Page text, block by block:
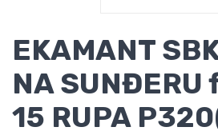
EKAMANT
NA SUNĐERU
15 RUPA